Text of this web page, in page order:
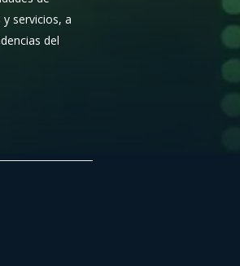
servicios, a
del